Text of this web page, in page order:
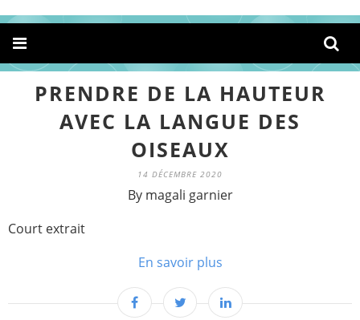
PRENDRE DE LA HAUTEUR
AVEC LA LANGUE DES
OISEAUX
14 DÉCEMBRE 2020
By magali garnier
Court extrait
En savoir plus